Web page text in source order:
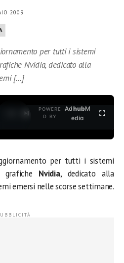
2009
per tutti i sistemi
Nvidia, dedicato alla
[…]
POWERE
D BY
AdhubM
edia
per tutti i sistemi
grafiche Nvidia, dedicato alla
emersi nelle scorse settimane.